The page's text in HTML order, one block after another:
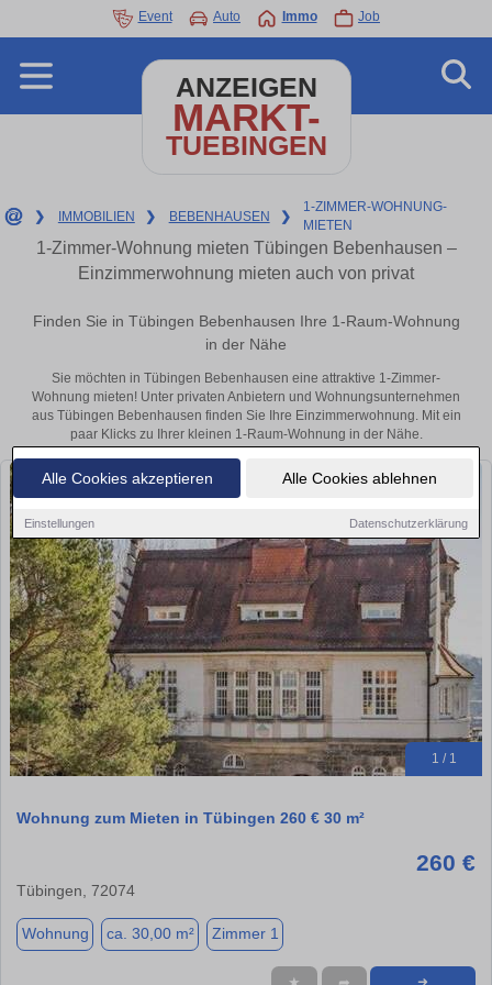
Alle Cookies akzeptieren Alle Cookies ablehnen
Einstellungen Datenschutzerklärung
Event Auto Immo Job
ANZEIGEN
MARKT-
TUEBINGEN
❯ IMMOBILIEN ❯ BEBENHAUSEN ❯
1-ZIMMER-WOHNUNG-
MIETEN
1-Zimmer-Wohnung mieten Tübingen Bebenhausen –
Einzimmerwohnung mieten auch von privat
Finden Sie in Tübingen Bebenhausen Ihre 1-Raum-Wohnung
in der Nähe
Sie möchten in Tübingen Bebenhausen eine attraktive 1-Zimmer-
Wohnung mieten! Unter privaten Anbietern und Wohnungsunternehmen
aus Tübingen Bebenhausen finden Sie Ihre Einzimmerwohnung. Mit ein
paar Klicks zu Ihrer kleinen 1-Raum-Wohnung in der Nähe.
1 / 1
Wohnung zum Mieten in Tübingen 260 € 30 m²
260 €
Tübingen, 72074
Wohnung ca. 30,00 m² Zimmer 1